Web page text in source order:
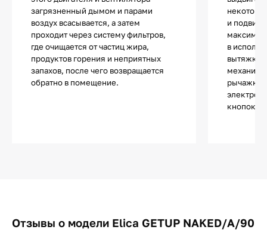
загрязненный дымом и парами
воздух всасывается, а затем
проходит через систему фильтров,
где очищается от частиц жира,
продуктов горения и неприятных
запахов, после чего возвращается
обратно в помещение.
и
в
вытяжки
кнопок и
Отзывы о модели Elica GETUP NAKED/A/90